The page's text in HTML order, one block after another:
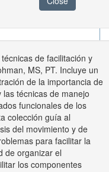
de facilitación y
MS, PT. Incluye un
de la importancia de
técnicas de manejo
funcionales de los
colección guía al
del movimiento y de
para facilitar la
de organizar el
los componentes